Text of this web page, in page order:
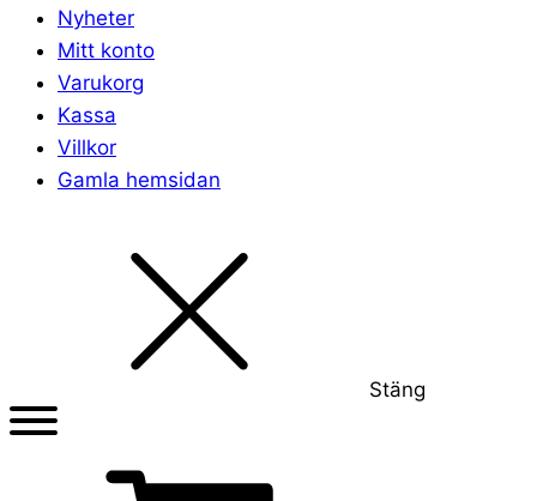
Nyheter
Mitt konto
Varukorg
Kassa
Villkor
Gamla hemsidan
Stäng